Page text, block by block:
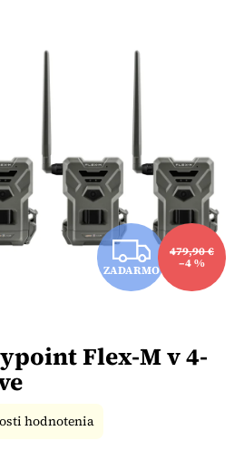
Z
A
A
ZADARMO
479,90 €
–4 %
Flex-M v 4-
hodnotenia